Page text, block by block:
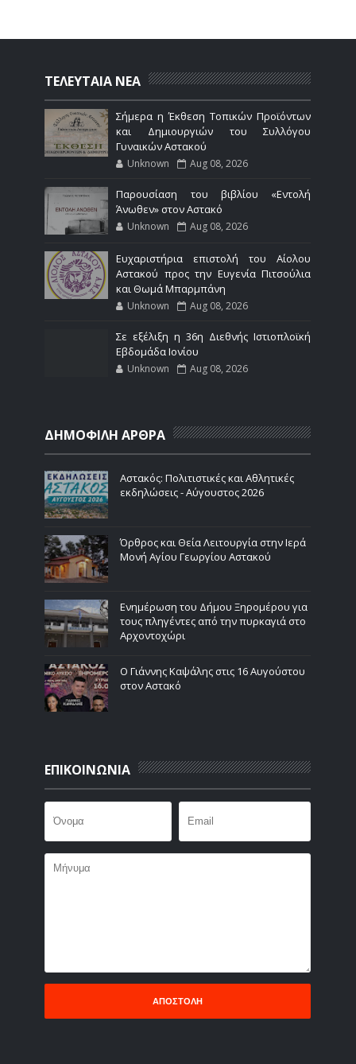
ΤΕΛΕΥΤΑΙΑ ΝΕΑ
Σήμερα η Έκθεση Τοπικών Προϊόντων
και Δημιουργιών του Συλλόγου
Γυναικών Αστακού
Unknown Aug 08, 2026
Παρουσίαση του βιβλίου «Εντολή
Άνωθεν» στον Αστακό
Unknown Aug 08, 2026
Ευχαριστήρια επιστολή του Αίολου
Αστακού προς την Ευγενία Πιτσούλια
και Θωμά Μπαρμπάνη
Unknown Aug 08, 2026
Σε εξέλιξη η 36η Διεθνής Ιστιοπλοϊκή
Εβδομάδα Ιονίου
Unknown Aug 08, 2026
ΔΗΜΟΦΙΛΗ ΑΡΘΡΑ
Αστακός: Πολιτιστικές και Αθλητικές
εκδηλώσεις - Αύγουστος 2026
Όρθρος και Θεία Λειτουργία στην Ιερά
Μονή Αγίου Γεωργίου Αστακού
Ενημέρωση του Δήμου Ξηρομέρου για
τους πληγέντες από την πυρκαγιά στο
Αρχοντοχώρι
Ο Γιάννης Καψάλης στις 16 Αυγούστου
στον Αστακό
ΕΠΙΚΟΙΝΩΝΙΑ